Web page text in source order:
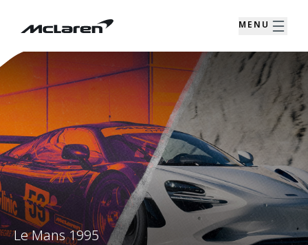
MENU
Le Mans 1995